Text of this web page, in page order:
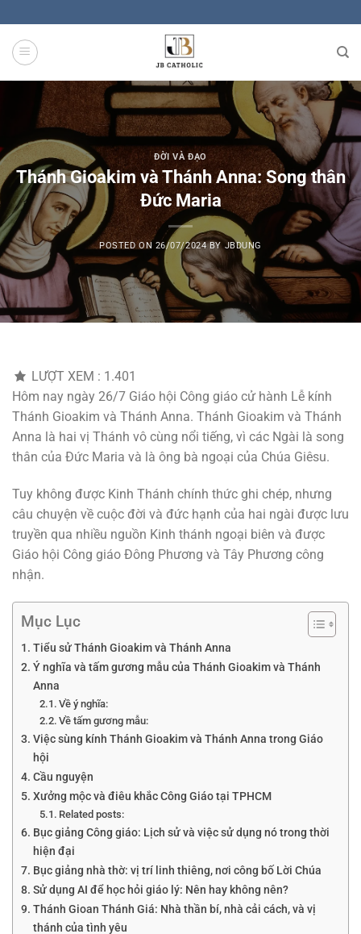
to
content
ĐỜI VÀ ĐẠO
Thánh Gioakim và Thánh Anna: Song thân
Đức Maria
POSTED ON 26/07/2024BY JBDUNG
LƯỢT XEM : 1.401
Hôm nay ngày 26/7 Giáo hội Công giáo cử hành Lễ kính
Thánh Gioakim và Thánh Anna. Thánh Gioakim và Thánh
Anna là hai vị Thánh vô cùng nổi tiếng, vì các Ngài là song
thân của Đức Maria và là ông bà ngoại của Chúa Giêsu.
Tuy không được Kinh Thánh chính thức ghi chép, nhưng
câu chuyện về cuộc đời và đức hạnh của hai ngài được lưu
truyền qua nhiều nguồn Kinh thánh ngoại biên và được
Giáo hội Công giáo Đông Phương và Tây Phương công
nhận.
Mục Lục
Tiểu sử Thánh Gioakim và Thánh Anna
Ý nghĩa và tấm gương mẫu của Thánh Gioakim và Thánh
Anna
Về ý nghĩa:
Về tấm gương mẫu:
Việc sùng kính Thánh Gioakim và Thánh Anna trong Giáo
hội
Cầu nguyện
Xưởng mộc và điêu khắc Công Giáo tại TPHCM
Related posts:
Bục giảng Công giáo: Lịch sử và việc sử dụng nó trong thời
hiện đại
Bục giảng nhà thờ: vị trí linh thiêng, nơi công bố Lời Chúa
Sử dụng AI để học hỏi giáo lý: Nên hay không nên?
Thánh Gioan Thánh Giá: Nhà thần bí, nhà cải cách, và vị
thánh của tình yêu